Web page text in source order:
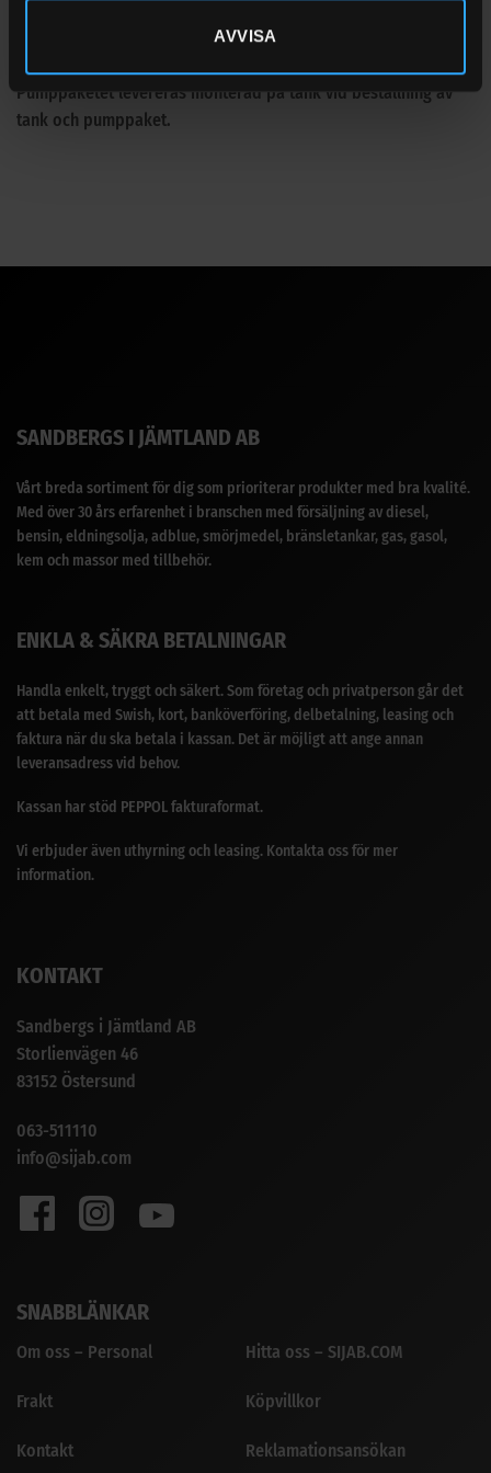
AVVISA
batteriklämmor
4 meter utlopsslang, tankmunstycke med autostop
Pumppaketet levereras monterad på tank vid beställning av
tank och pumppaket.
SANDBERGS I JÄMTLAND AB
Vårt breda sortiment för dig som prioriterar produkter med bra kvalité.
Med över 30 års erfarenhet i branschen med försäljning av diesel,
bensin, eldningsolja, adblue, smörjmedel, bränsletankar, gas, gasol,
kem och massor med tillbehör.
ENKLA & SÄKRA BETALNINGAR
Handla enkelt, tryggt och säkert. Som företag och privatperson går det
att betala med Swish, kort, banköverföring, delbetalning, leasing och
faktura när du ska betala i kassan. Det är möjligt att ange annan
leveransadress vid behov.
Kassan har stöd PEPPOL fakturaformat.
Vi erbjuder även uthyrning och leasing. Kontakta oss för mer
information.
KONTAKT
Sandbergs i Jämtland AB
Storlienvägen 46
83152 Östersund
063-511110
info@sijab.com
SNABBLÄNKAR
Om oss – Personal
Frakt
Kontakt
Hitta oss – SIJAB.COM
Köpvillkor
Reklamationsansökan